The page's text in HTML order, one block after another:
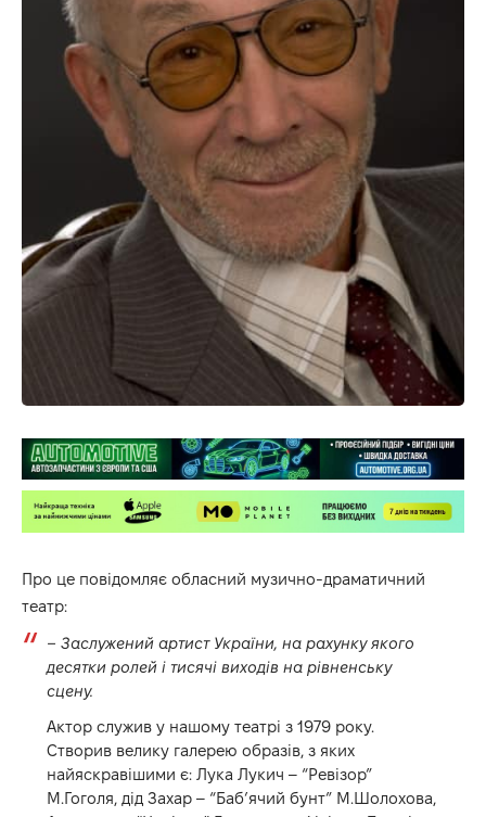
Про це повідомляє обласний музично-драматичний
театр:
– Заслужений артист України, на рахунку якого
десятки ролей і тисячі виходів на рівненську
сцену.
Актор служив у нашому театрі з 1979 року.
Створив велику галерею образів, з яких
найяскравішими є: Лука Лукич – “Ревізор”
М.Гоголя, дід Захар – “Баб’ячий бунт” М.Шолохова,